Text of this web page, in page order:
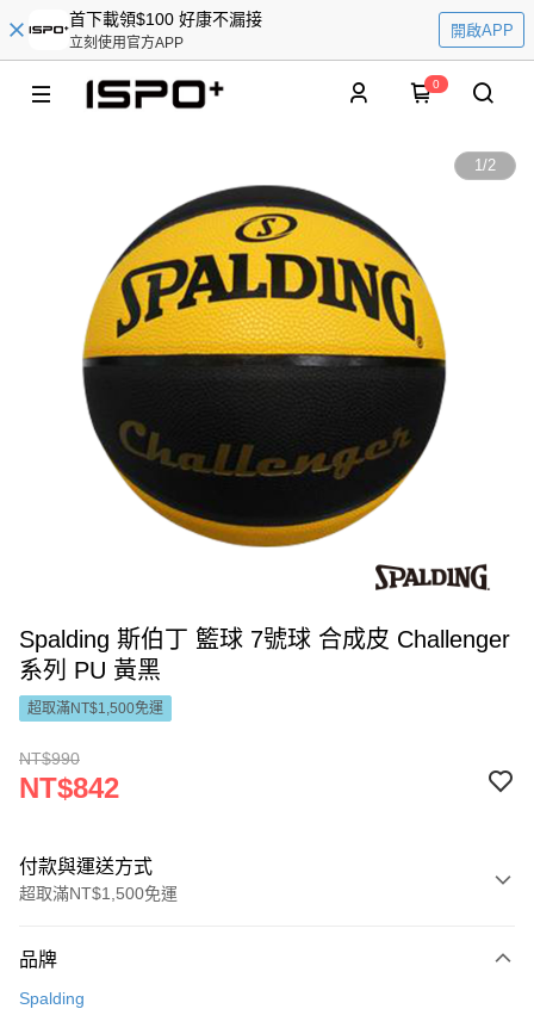
首下載領$100 好康不漏接
立刻使用官方APP
開啟APP
0
1/2
Spalding 斯伯丁 籃球 7號球 合成皮 Challenger
系列 PU 黃黑
超取滿NT$1,500免運
NT$990
NT$842
付款與運送方式
超取滿NT$1,500免運
信用卡一次付款
品牌
Spalding